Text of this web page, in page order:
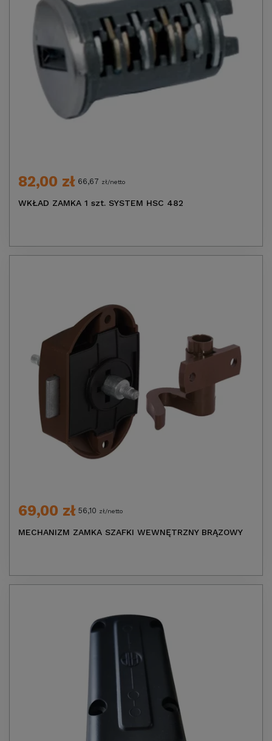
82,00 zł 66,67 zł/netto
WKŁAD ZAMKA 1 szt. SYSTEM HSC 482
69,00 zł 56,10 zł/netto
MECHANIZM ZAMKA SZAFKI WEWNĘTRZNY BRĄZOWY